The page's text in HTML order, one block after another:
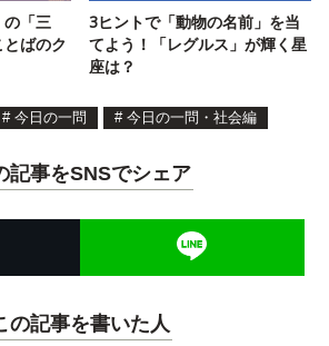
の「三
ばのク
3ヒントで「動物の名前」を当
てよう！「レグルス」が輝く星
座は？
# 今日の一問 # 今日の一問・社会編
記事をSNSでシェア
の記事を書いた人